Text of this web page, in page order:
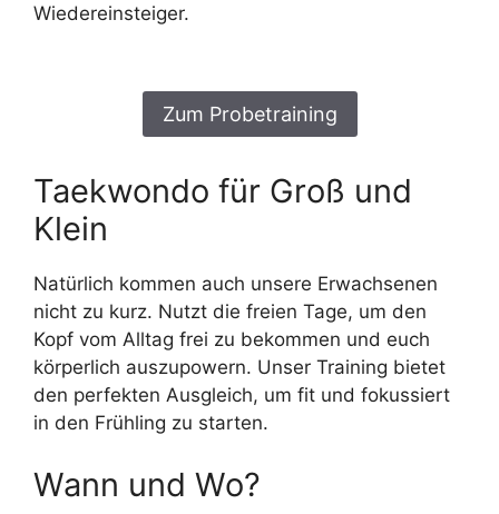
Wiedereinsteiger.
Zum Probetraining
Taekwondo für Groß und
Klein
Natürlich kommen auch unsere Erwachsenen
nicht zu kurz. Nutzt die freien Tage, um den
Kopf vom Alltag frei zu bekommen und euch
körperlich auszupowern. Unser Training bietet
den perfekten Ausgleich, um fit und fokussiert
in den Frühling zu starten.
Wann und Wo?